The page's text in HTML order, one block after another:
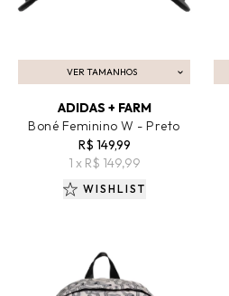
VER TAMANHOS
ADICIONAR AO CARRINHO
ADIDAS + FARM
Boné Feminino W - Preto
R$ 149,99
1 x R$ 149,99
WISHLIST